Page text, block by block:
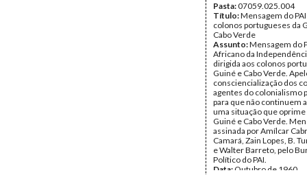
Pasta:07059.025.004
Título:Mensagem do
colonos portugueses da
Cabo Verde
Assunto:Mensagem do
Africano da
dirigida aos colonos
Guiné e Cabo Verde.
consciencialização dos
agentes do colonialismo
para que não continuem
uma situação que oprime
Guiné e Cabo Verde.
assinada por Amílcar
Camará, Zain Lopes, B.
e Walter Barreto, pelo
Político do PAI.
Data: Outubro de 1960